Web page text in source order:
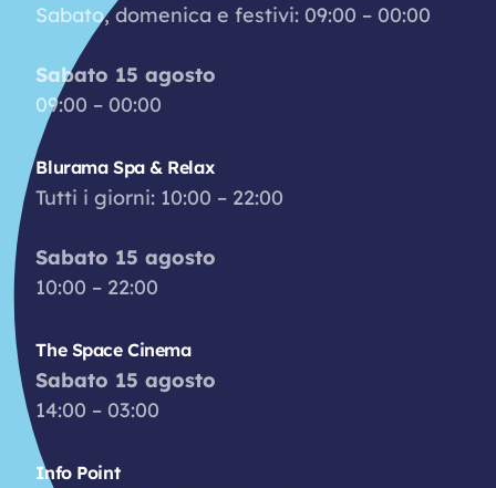
Sabato, domenica e festivi: 09:00 – 00:00
Sabato 15 agosto
09:00 – 00:00
Blurama Spa & Relax
Tutti i giorni: 10:00 – 22:00
Sabato 15 agosto
10:00 – 22:00
The Space Cinema
Sabato 15 agosto
14:00 – 03:00
Info Point